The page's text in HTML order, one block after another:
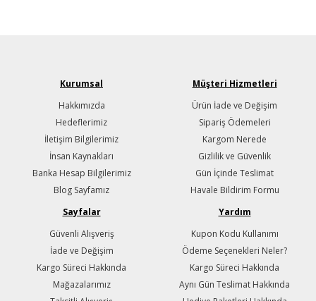
Kurumsal
Hakkımızda
Hedeflerimiz
İletişim Bilgilerimiz
İnsan Kaynakları
Banka Hesap Bilgilerimiz
Blog Sayfamız
Müşteri Hizmetleri
Ürün İade ve Değişim
Sipariş Ödemeleri
Kargom Nerede
Gizlilik ve Güvenlik
Gün İçinde Teslimat
Havale Bildirim Formu
Sayfalar
Güvenli Alışveriş
İade ve Değişim
Kargo Süreci Hakkında
Mağazalarımız
Yardım
Kupon Kodu Kullanımı
Ödeme Seçenekleri Neler?
Kargo Süreci Hakkında
Aynı Gün Teslimat Hakkında